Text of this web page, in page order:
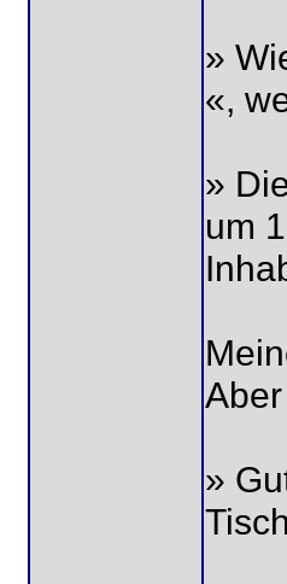
»
«,
»
um
»